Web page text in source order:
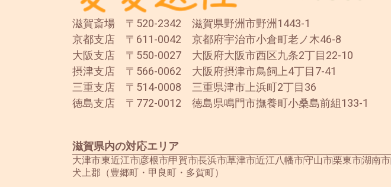
滋賀斎場 〒520-2342 滋賀県野洲市野洲1443-1
京都支店 〒611-0042 京都府宇治市小倉町老ノ木46-8
大阪支店 〒550-0027 大阪府大阪市西区九条2丁目22-10
摂津支店 〒566-0062 大阪府摂津市鳥飼上4丁目7-41
三重支店 〒514-0008 三重県津市上浜町2丁目36
徳島支店 〒772-0012 徳島県鳴門市撫養町小桑島前組133-1
滋賀県内の対応エリア
大津市東近江市彦根市甲賀市長浜市草津市近江八幡市守山市栗東市湖南市
犬上郡（豊郷町・甲良町・多賀町）